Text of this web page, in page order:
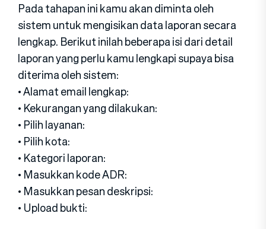
Pada tahapan ini kamu akan diminta oleh
sistem untuk mengisikan data laporan secara
lengkap. Berikut inilah beberapa isi dari detail
laporan yang perlu kamu lengkapi supaya bisa
diterima oleh sistem:
• Alamat email lengkap:
• Kekurangan yang dilakukan:
• Pilih layanan:
• Pilih kota:
• Kategori laporan:
• Masukkan kode ADR:
• Masukkan pesan deskripsi:
• Upload bukti: